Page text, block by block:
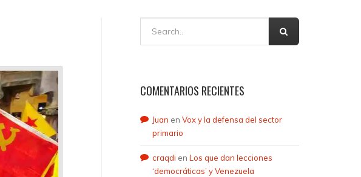
COMENTARIOS RECIENTES
Juan en Vox y la defensa del sector
primario
craqdi en Los que dan lecciones
‘democráticas’ y Venezuela